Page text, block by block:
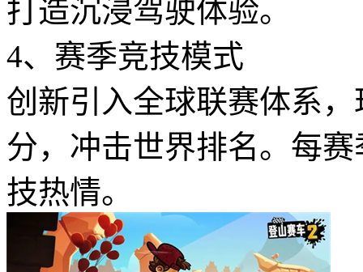
打造沉浸驾驶体验。
4、赛季竞技模式
创新引入全球联赛体系
分，冲击世界排名。每
技热情。